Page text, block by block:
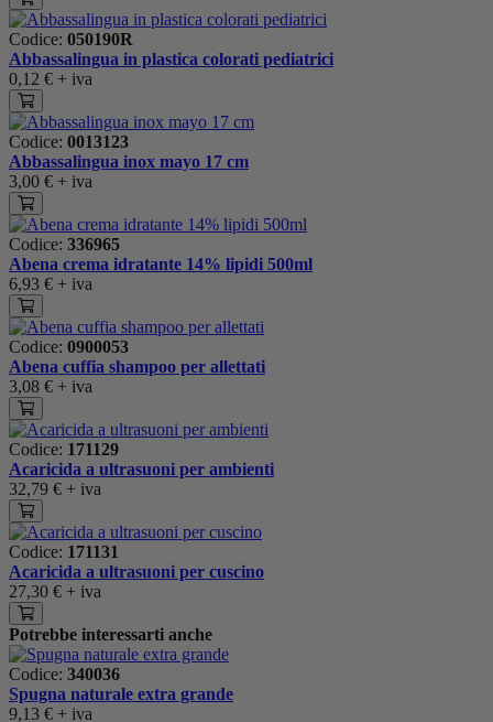
Codice: 050190R
Abbassalingua in plastica colorati pediatrici
0,12 € + iva
Codice: 0013123
Abbassalingua inox mayo 17 cm
3,00 € + iva
Codice: 336965
Abena crema idratante 14% lipidi 500ml
6,93 € + iva
Codice: 0900053
Abena cuffia shampoo per allettati
3,08 € + iva
Codice: 171129
Acaricida a ultrasuoni per ambienti
32,79 € + iva
Codice: 171131
Acaricida a ultrasuoni per cuscino
27,30 € + iva
Potrebbe interessarti anche
Codice: 340036
Spugna naturale extra grande
9,13 € + iva